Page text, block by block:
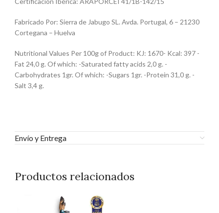
Fabricado Por: Sierra de Jabugo SL. Avda. Portugal, 6 – 21230
Cortegana – Huelva
Nutritional Values Per 100g of Product: KJ: 1670- Kcal: 397 -
Fat 24,0 g. Of which: -Saturated fatty acids 2,0 g. -
Carbohydrates 1gr. Of which: -Sugars 1gr. -Protein 31,0 g. -
Salt 3,4 g.
Envío y Entrega
Productos relacionados